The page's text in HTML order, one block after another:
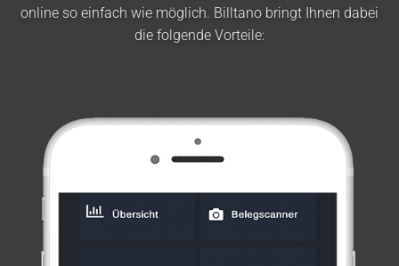
online so einfach wie möglich. Billtano bringt Ihnen dabei
die folgende Vorteile: